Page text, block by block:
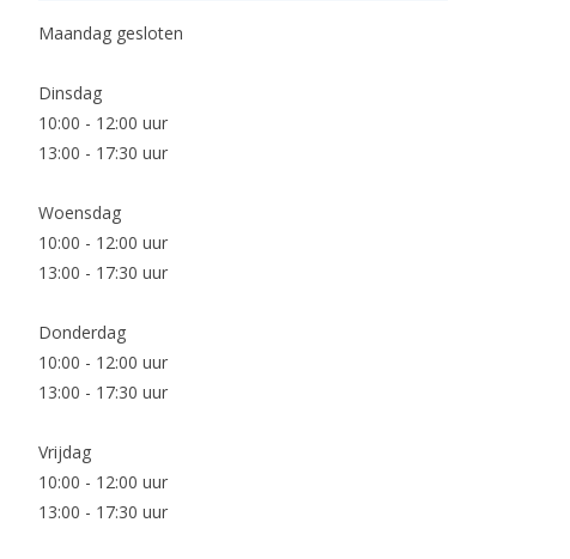
Maandag gesloten
Dinsdag
10:00 - 12:00 uur
13:00 - 17:30 uur
Woensdag
10:00 - 12:00 uur
13:00 - 17:30 uur
Donderdag
10:00 - 12:00 uur
13:00 - 17:30 uur
Vrijdag
10:00 - 12:00 uur
13:00 - 17:30 uur